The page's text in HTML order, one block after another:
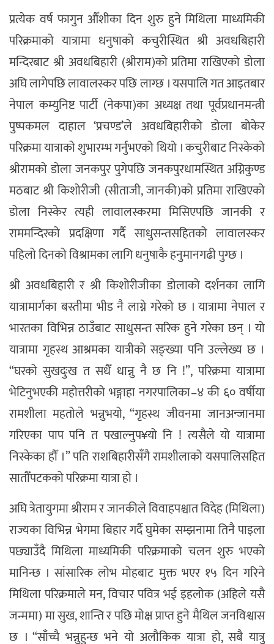
प्रत्येक वर्ष फागुन औँशीका दिन शुरु हुने मिथिला माध्यमिकी
परिक्रमाको यात्रामा धनुषाको कचुरीस्थित श्री अवधबिहारी
मन्दिरबाट श्री अवधबिहारी (श्रीराम)को प्रतिमा राखिएको डोला
अघि लागेपछि लावालस्कर पछि लाग्छ । यसपालि गत आइतबार
नेपाल कम्युनिष्ट पार्टी (नेकपा)का अध्यक्ष तथा पूर्वप्रधानमन्त्री
पुष्पकमल दाहाल ‘प्रचण्ड’ले अवधबिहारीको डोला बोकेर
परिक्रमा यात्राको शुभारम्भ गर्नुभएको थियो । कचुरीबाट निस्केको
श्रीरामको डोला जनकपुर पुगेपछि जनकपुरधामस्थित अग्निकुण्ड
मठबाट श्री किशोरीजी (सीताजी, जानकी)को प्रतिमा राखिएको
डोला निस्केर त्यही लावालस्करमा मिसिएपछि जानकी र
राममन्दिरको प्रदक्षिणा गर्दै साधुसन्तसहितको लावालस्कर
पहिलो दिनको विश्रामका लागि धनुषाकै हनुमानगढी पुग्छ ।
श्री अवधबिहारी र श्री किशोरीजीका डोलाको दर्शनका लागि
यात्रामार्गका बस्तीमा भीड नै लाग्ने गरेको छ । यात्रामा नेपाल र
भारतका विभिन्न ठाउँबाट साधुसन्त सरिक हुने गरेका छन् । यो
यात्रामा गृहस्थ आश्रमका यात्रीको सङ्ख्या पनि उल्लेख्य छ ।
“घरको सुखदुःख त सधैँ धान्नु नै छ नि !”, परिक्रमा यात्रामा
भेटिनुभएकी महोत्तरीको भङ्गाहा नगरपालिका–४ की ६० वर्षीया
रामशीला महतोले भन्नुभयो, “गृहस्थ जीवनमा जानअन्जानमा
गरिएका पाप पनि त पखाल्नुप¥यो नि ! त्यसैले यो यात्रामा
निस्केका हौँ ।” पति राशबिहारीसँगै रामशीलाको यसपालिसहित
सातौँपटकको परिक्रमा यात्रा हो ।
अघि त्रेतायुगमा श्रीराम र जानकीले विवाहपश्चात विदेह (मिथिला)
राज्यका विभिन्न भेगमा बिहार गर्दै घुमेका सम्झनामा तिनै पाइला
पछ्याउँदै मिथिला माध्यमिकी परिक्रमाको चलन शुरु भएको
मानिन्छ । सांसारिक लोभ मोहबाट मुक्त भएर १५ दिन गरिने
मिथिला परिक्रमाले मन, विचार पवित्र भई इहलोक (अहिले यसै
जन्ममा) मा सुख, शान्ति र पछि मोक्ष प्राप्त हुने मैथिल जनविश्वास
छ । “साँच्चै भन्नुहुन्छ भने यो अलौकिक यात्रा हो, सबै यात्रु